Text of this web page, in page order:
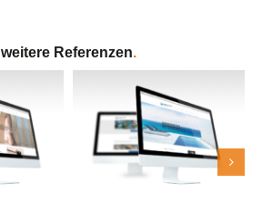
weitere Referenzen.